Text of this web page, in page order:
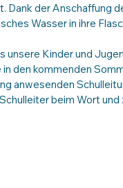
Dank der Anschaffung
Wasser in ihre
unsere Kinder und
den kommenden
anwesenden
beim Wort und